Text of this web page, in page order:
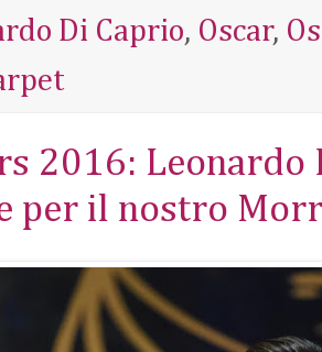
Di Caprio, Oscar,
2016:
per il nostro